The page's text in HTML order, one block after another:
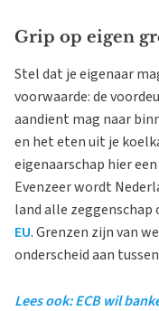
Grip op eigen
Stel dat je eigenaar
voorwaarde: de
aandient mag naar
en het eten uit je
eigenaarschap hier
Evenzeer wordt
land alle zeggenschap
EU. Grenzen zijn van
onderscheid aan
Lees ook: ECB wil